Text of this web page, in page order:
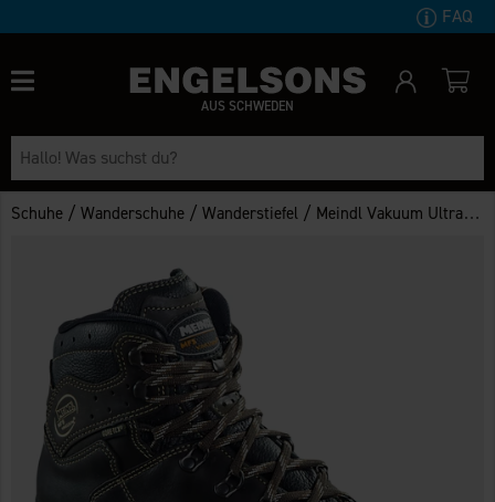
FAQ
AUS SCHWEDEN
Schuhe /Wanderschuhe /Wanderstiefel / Meindl Vakuum Ultra GTX Damen